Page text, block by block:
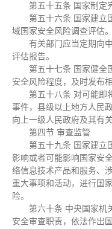
第五十五条 国家制定
第五十六条 国家建立
域国家安全风险调查评估。
有关部门应当定期向
评估报告。
第五十七条 国家健全
安全风险程度，及时发布
第五十八条 对可能即
事件，县级以上地方人民
向上一级人民政府及其有
第四节 审查监管
第五十九条 国家建立
影响或者可能影响国家安
络信息技术产品和服务、
重大事项和活动，进行国
险。
第六十条 中央国家机
安全审查职责，依法作出